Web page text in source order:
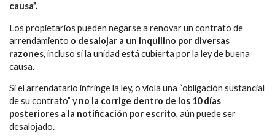
causa”.
Los propietarios pueden negarse a renovar un contrato de
arrendamiento o desalojar a un inquilino por diversas
razones, incluso si la unidad está cubierta por la ley de buena
causa.
Si el arrendatario infringe la ley, o viola una “obligación sustancial
de su contrato” yno la corrige dentro de los 10 días
posteriores a la notificación por escrito, aún puede ser
desalojado.